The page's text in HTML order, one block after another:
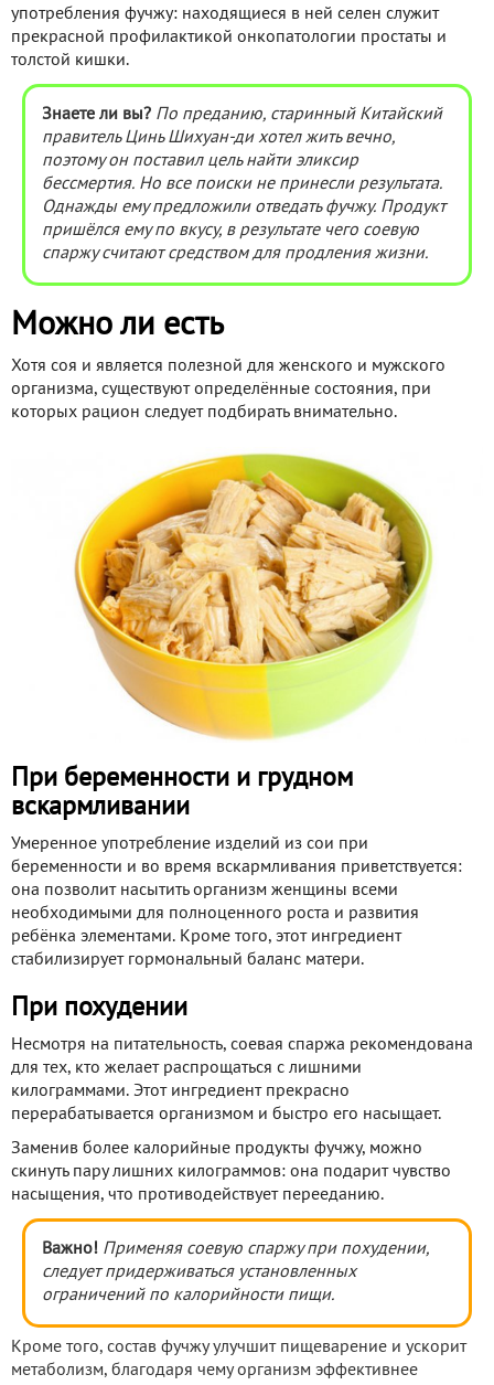
употребления фучжу: находящиеся в ней селен служит
прекрасной профилактикой онкопатологии простаты и
толстой кишки.
Знаете ли вы? По преданию, старинный Китайский
правитель Цинь Шихуан-ди хотел жить вечно,
поэтому он поставил цель найти эликсир
бессмертия. Но все поиски не принесли результата.
Однажды ему предложили отведать фучжу. Продукт
пришёлся ему по вкусу, в результате чего соевую
спаржу считают средством для продления жизни.
Можно ли есть
Хотя соя и является полезной для женского и мужского
организма, существуют определённые состояния, при
которых рацион следует подбирать внимательно.
При беременности и грудном
вскармливании
Умеренное употребление изделий из сои при
беременности и во время вскармливания приветствуется:
она позволит насытить организм женщины всеми
необходимыми для полноценного роста и развития
ребёнка элементами. Кроме того, этот ингредиент
стабилизирует гормональный баланс матери.
При похудении
Несмотря на питательность, соевая спаржа рекомендована
для тех, кто желает распрощаться с лишними
килограммами. Этот ингредиент прекрасно
перерабатывается организмом и быстро его насыщает.
Заменив более калорийные продукты фучжу, можно
скинуть пару лишних килограммов: она подарит чувство
насыщения, что противодействует перееданию.
Важно! Применяя соевую спаржу при похудении,
следует придерживаться установленных
ограничений по калорийности пищи.
Кроме того, состав фучжу улучшит пищеварение и ускорит
метаболизм, благодаря чему организм эффективнее